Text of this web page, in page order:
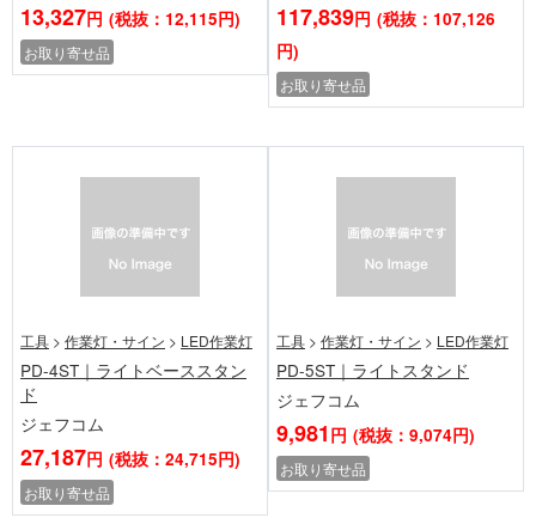
13,327円 (税抜：12,115円)
お取り寄せ品
117,839円 (税抜：107,126
円)
お取り寄せ品
工具 > 作業灯・サイン > LED作業灯
PD-4ST｜ライトベーススタン
ド
ジェフコム
27,187円 (税抜：24,715円)
お取り寄せ品
工具 > 作業灯・サイン > LED作業灯
PD-5ST｜ライトスタンド
ジェフコム
9,981 円 (税抜：9,074円)
お取り寄せ品